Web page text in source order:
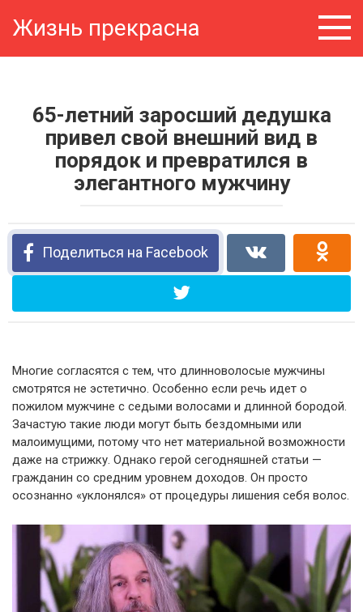
Жизнь прекрасна
65-летний заросший дедушка
привел свой внешний вид в
порядок и превратился в
элегантного мужчину
Поделиться на Facebook
Многие согласятся с тем, что длинноволосые мужчины
смотрятся не эстетично. Особенно если речь идет о
пожилом мужчине с седыми волосами и длинной бородой.
Зачастую такие люди могут быть бездомными или
малоимущими, потому что нет материальной возможности
даже на стрижку. Однако герой сегодняшней статьи —
гражданин со средним уровнем доходов. Он просто
осознанно «уклонялся» от процедуры лишения себя волос.